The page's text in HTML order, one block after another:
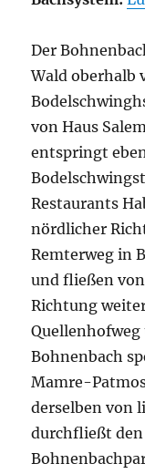
Der
Wald oberhalb
von Haus
entspringt
Restaurants
nördlicher
Remterweg in
und fließen
Richtung
Bohnenbach
Mamre-
derselben von
durchfließt